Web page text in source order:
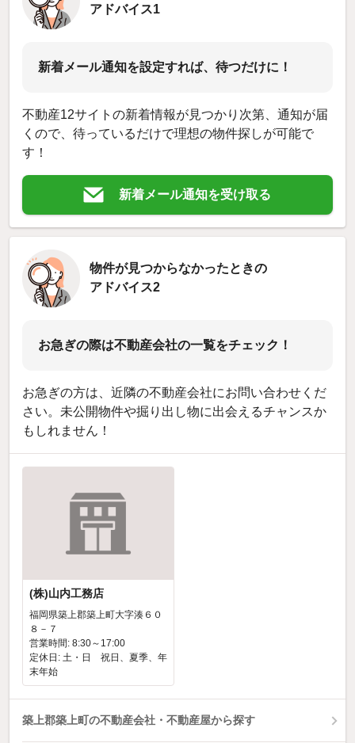
アドバイス1
新着メール通知を設定すれば、待つだけに！
不動産12サイトの新着情報が見つかり次第、通知が届
くので、待っているだけで理想の物件探しが可能で
す！
新着メール通知を受け取る
物件が見つからなかったときの
アドバイス2
お急ぎの際は不動産会社の一覧をチェック！
お急ぎの方は、近隣の不動産会社にお問い合わせくだ
さい。未公開物件や掘り出し物に出会えるチャンスか
もしれません！
(株)山内工務店
福岡県築上郡築上町大字湊６０
８－７
営業時間: 8:30～17:00
定休日: 土・日 祝日、夏季、年
末年始
築上郡築上町の不動産会社・不動産屋から探す